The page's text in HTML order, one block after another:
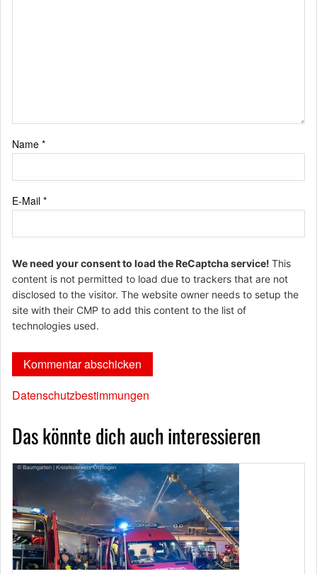
Name *
E-Mail *
We need your consent to load the ReCaptcha service! This
content is not permitted to load due to trackers that are not
disclosed to the visitor. The website owner needs to setup the
site with their CMP to add this content to the list of
technologies used.
Datenschutzbestimmungen
Das könnte dich auch interessieren